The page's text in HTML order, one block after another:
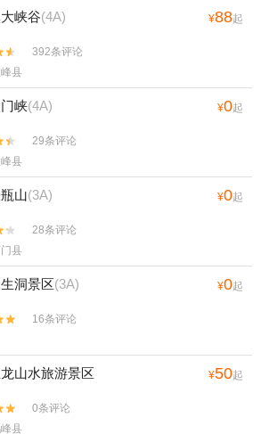
峡谷(4A) ¥88起
392条评论
县
峡(4A) ¥0起
29条评论
县
山(3A) ¥0起
28条评论
县
洞景区(3A) ¥0起
16条评论
山水旅游景区 ¥50起
0条评论
县